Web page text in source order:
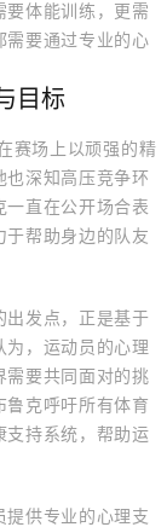
体能训练，更需
需要通过专业的心
目标
赛场上以顽强的精
深知高压竞争环
直在公开场合表
帮助身边的队友
出发点，正是基于
，运动员的心理
需要共同面对的挑
鲁克呼吁所有体育
支持系统，帮助运
提供专业的心理支